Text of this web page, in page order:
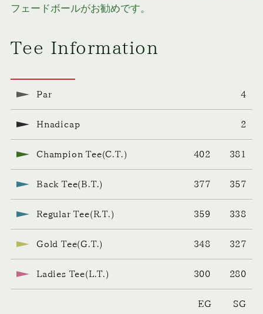
フェードボールがお勧めです。
Tee Information
Par 4
Hnadicap 2
Champion Tee(C.T.) 402 381
Back Tee(B.T.) 377 357
Regular Tee(R.T.) 359 338
Gold Tee(G.T.) 348 327
Ladies Tee(L.T.) 300 280
EG SG